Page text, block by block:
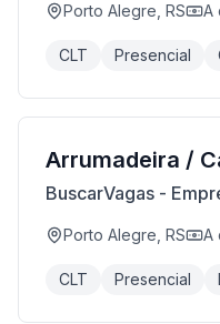
Porto Alegre, RS A
CLT Presencial
Arrumadeira /
BuscarVagas -
Porto Alegre, RS A
CLT Presencial